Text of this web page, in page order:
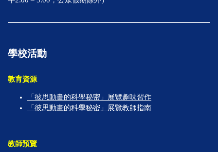
學校活動
教育資源
「彼思動畫的科學秘密」展覽趣味習作
「彼思動畫的科學秘密」展覽教師指南
教師預覽